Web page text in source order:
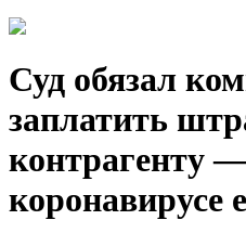
Суд обязал
заплатить
контрагенту
коронавирусе